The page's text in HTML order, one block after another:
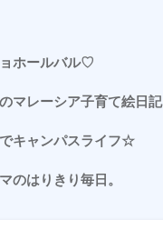
ホールバル♡
マレーシア子育て絵日記
キャンパスライフ☆
のはりきり毎日。